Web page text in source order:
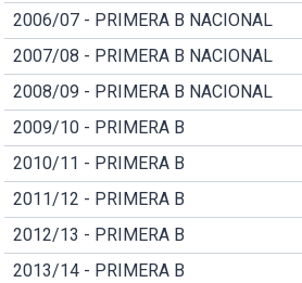
2006/07 - PRIMERA B NACIONAL
2007/08 - PRIMERA B NACIONAL
2008/09 - PRIMERA B NACIONAL
2009/10 - PRIMERA B
2010/11 - PRIMERA B
2011/12 - PRIMERA B
2012/13 - PRIMERA B
2013/14 - PRIMERA B